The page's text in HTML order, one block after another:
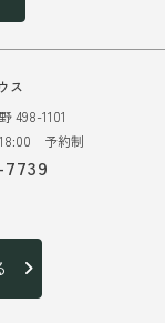
ス
498-1101
予約制